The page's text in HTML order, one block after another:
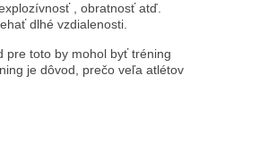
, obratnosť atď.
dlhé vzdialenosti.
pre toto by mohol byť tréning
je dôvod, prečo veľa atlétov